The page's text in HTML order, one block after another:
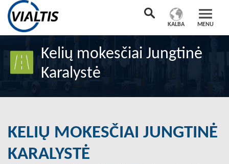
MENU
KALBA
Kelių mokesčiai Jungtinė
Karalystė
KELIŲ MOKESČIAI JUNGTINĖ
KARALYSTĖ